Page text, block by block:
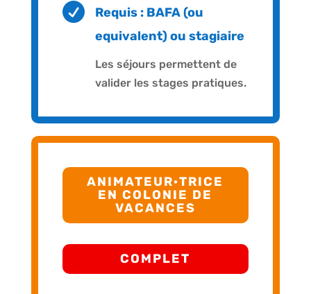

Requis : BAFA (ou
equivalent) ou stagiaire
Les séjours permettent de
valider les stages pratiques.
ANIMATEUR·TRICE
EN COLONIE DE
VACANCES
COMPLET